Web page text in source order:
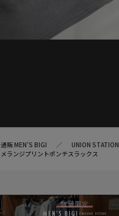
販 MEN'S BIGI UNION STATION
メランジプリントポンチスラックス